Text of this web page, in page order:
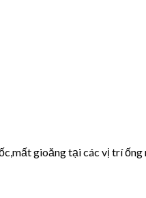
gioăng tại các vị trí